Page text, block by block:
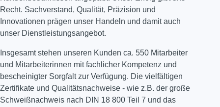
Recht. Sachverstand, Qualität, Präzision und
Innovationen prägen unser Handeln und damit auch
unser Dienstleistungsangebot.
Insgesamt stehen unseren Kunden ca. 550 Mitarbeiter
und Mitarbeiterinnen mit fachlicher Kompetenz und
bescheinigter Sorgfalt zur Verfügung. Die vielfältigen
Zertifikate und Qualitätsnachweise - wie z.B. der große
Schweißnachweis nach DIN 18 800 Teil 7 und das